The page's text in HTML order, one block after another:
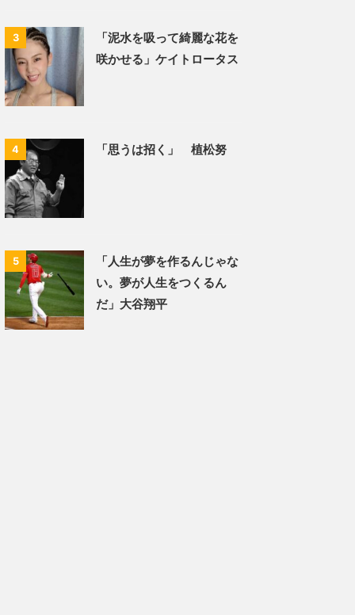
3
「泥水を吸って綺麗な花を
咲かせる」ケイトロータス
4 「思うは招く」 植松努
5
「人生が夢を作るんじゃな
い。夢が人生をつくるん
だ」大谷翔平